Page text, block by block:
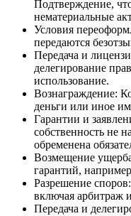
Подтверждение,
нематериальные
Условия
передаются
Передача и
делегирование
использование.
Вознаграждение:
деньги или иное
Гарантии и
собственность не
обременена
Возмещение
гарантий,
Разрешение
включая арбитраж
Передача и